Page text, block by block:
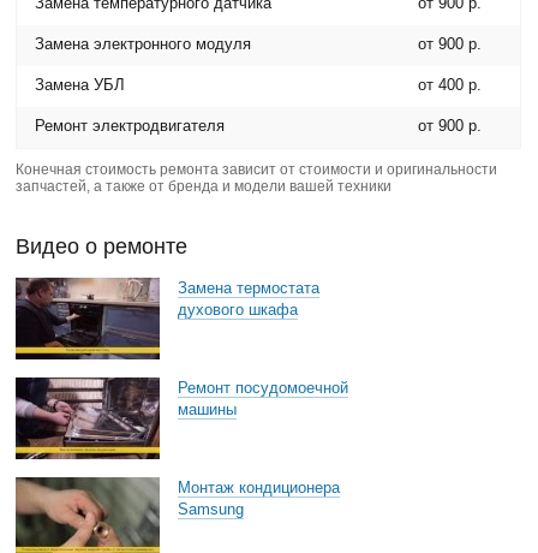
Замена электронного модуля от 900 р.
Замена УБЛ от 400 р.
Ремонт электродвигателя от 900 р.
Конечная стоимость ремонта зависит от стоимости и оригинальности
запчастей, а также от бренда и модели вашей техники
Видео о ремонте
Замена термостата
духового шкафа
Ремонт посудомоечной
машины
Монтаж кондиционера
Samsung